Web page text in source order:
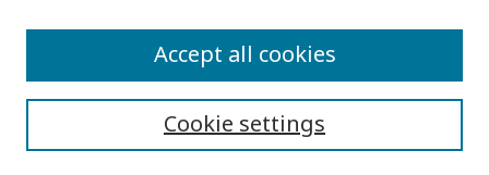
Cookie settings
Accept all cookies